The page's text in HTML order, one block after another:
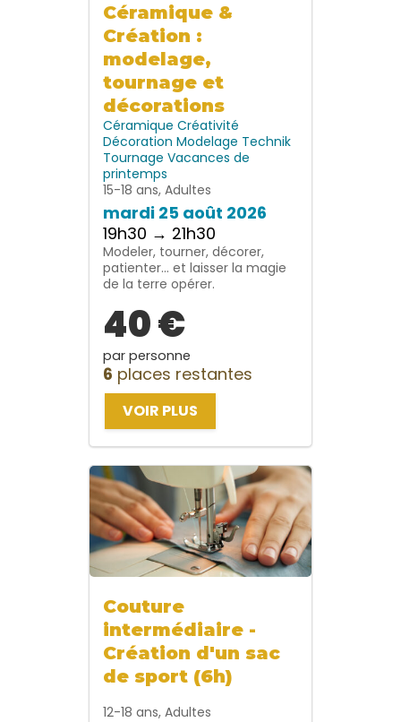
Céramique &
Création :
modelage,
tournage et
décorations
Céramique Créativité
Décoration Modelage Technik
Tournage Vacances de
printemps
15-18 ans, Adultes
mardi 25 août 2026
19h30 → 21h30
Modeler, tourner, décorer,
patienter… et laisser la magie
de la terre opérer.
40 €
par personne
6 places restantes
VOIR PLUS
Couture
intermédiaire -
Création d'un sac
de sport (6h)
12-18 ans, Adultes